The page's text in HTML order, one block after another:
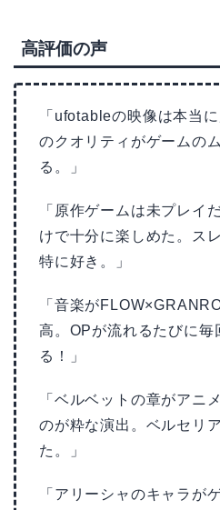
高評価の声
「ufotableの映像は本当
のクオリティがゲームの
る。」
「原作ゲームは未プレイ
けで十分に楽しめた。ス
特に好き。」
「音楽が
高。OPが流れるたびに毎
る！」
「ベルベットの章がアニ
のが粋な演出。ベルセリ
た。」
「アリーシャのキャラが